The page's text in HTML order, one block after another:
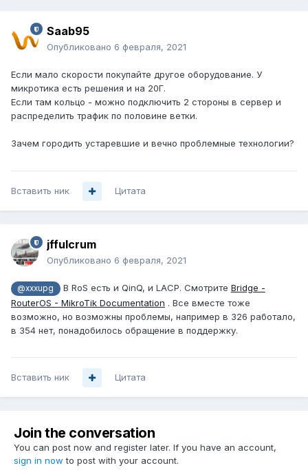
Saab95
Опубликовано 6 февраля, 2021
Если мало скорости покупайте другое оборудование. У
микротика есть решения и на 20Г.
Если там кольцо - можно подключить 2 стороны в сервер и
распределить трафик по половине ветки.
Зачем городить устаревшие и вечно проблемные технологии?
Вставить ник Цитата
jffulcrum
Опубликовано 6 февраля, 2021
@xxxupg В RoS есть и QinQ, и LACP. Смотрите Bridge -
RouterOS - MikroTik Documentation . Все вместе тоже
возможно, но возможны проблемы, например в 326 работало,
в 354 нет, понадобилось обращение в поддержку.
Вставить ник Цитата
Join the conversation
You can post now and register later. If you have an account,
sign in now to post with your account.